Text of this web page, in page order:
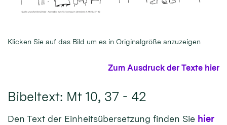
Klicken Sie auf das Bild um es in Originalgröße anzuzeigen
Zum Ausdruck der Texte hier
Bibeltext: Mt 10, 37 - 42
Den Text der Einheitsübersetzung finden Sie hier